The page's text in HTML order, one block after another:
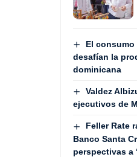
El
desafían la
dominicana
Valdez
ejecutivos de
Feller Rate
Banco Santa
perspectivas a